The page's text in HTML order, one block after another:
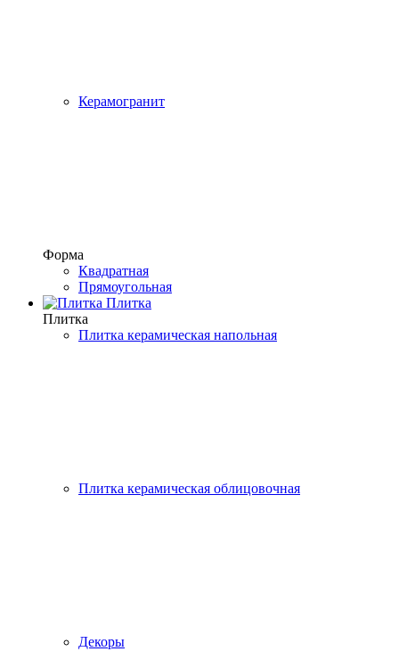
Керамогранит
Форма
Квадратная
Прямоугольная
Плитка
Плитка
Плитка керамическая напольная
Плитка керамическая облицовочная
Декоры